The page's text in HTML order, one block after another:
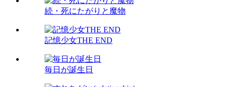
続・死にたがりと魔物
記憶少女THE END
毎日が誕生日